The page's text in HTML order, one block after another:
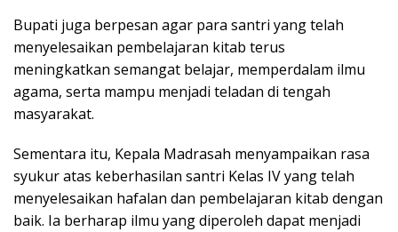
Bupati juga berpesan agar para santri yang telah
menyelesaikan pembelajaran kitab terus
meningkatkan semangat belajar, memperdalam ilmu
agama, serta mampu menjadi teladan di tengah
masyarakat.
Sementara itu, Kepala Madrasah menyampaikan rasa
syukur atas keberhasilan santri Kelas IV yang telah
menyelesaikan hafalan dan pembelajaran kitab dengan
baik. Ia berharap ilmu yang diperoleh dapat menjadi